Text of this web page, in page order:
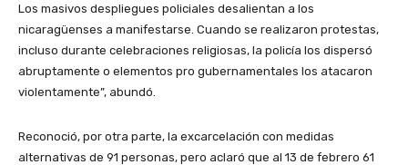
Los masivos despliegues policiales desalientan a los
nicaragüenses a manifestarse. Cuando se realizaron protestas,
incluso durante celebraciones religiosas, la policía los dispersó
abruptamente o elementos pro gubernamentales los atacaron
violentamente”, abundó.
Reconoció, por otra parte, la excarcelación con medidas
alternativas de 91 personas, pero aclaró que al 13 de febrero 61